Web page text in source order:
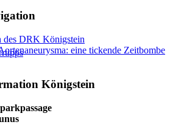
des DRK Königstein
eine tickende Zeitbombe
Königstein